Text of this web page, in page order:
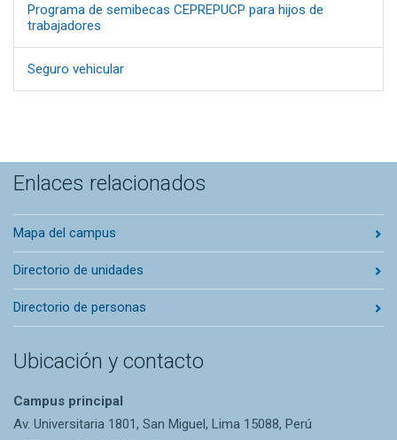
Programa de semibecas CEPREPUCP para hijos de
trabajadores
Seguro vehicular
Enlaces relacionados
Mapa del campus
Directorio de unidades
Directorio de personas
Ubicación y contacto
Campus principal
Av. Universitaria 1801, San Miguel, Lima 15088, Perú